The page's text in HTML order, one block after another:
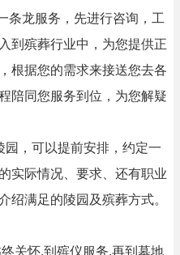
条龙服务，先进行咨询，工
到殡葬行业中，为您提供正
根据您的需求来接送您去各
陪同您服务到位，为您解疑
，可以提前安排，约定一
实际情况、要求、还有职业
绍满足的陵园及殡葬方式。
关怀,到殡仪服务,再到墓地